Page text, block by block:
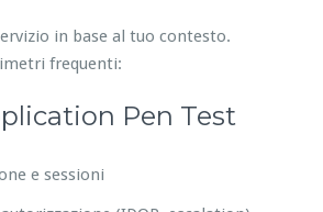
in base al tuo contesto.
frequenti:
Pen Test
e sessioni